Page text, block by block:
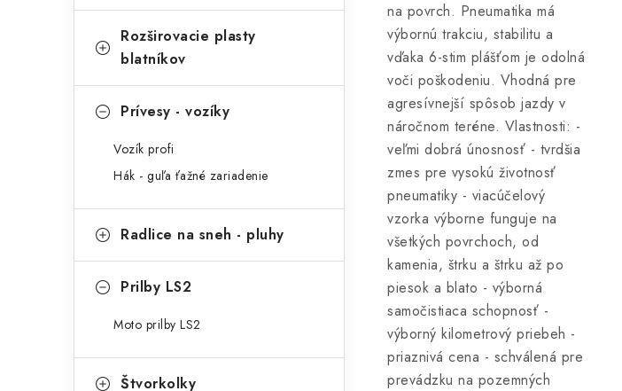
Rozširovacie plasty
blatníkov
Prívesy - vozíky
Vozík profi
Hák - guľa ťažné zariadenie
Radlice na sneh - pluhy
Prilby LS2
Moto prilby LS2
Štvorkolky
na povrch. Pneumatika má
výbornú trakciu, stabilitu a
vďaka 6-stim plášťom je odolná
voči poškodeniu. Vhodná pre
agresívnejší spôsob jazdy v
náročnom teréne. Vlastnosti: -
veľmi dobrá únosnosť - tvrdšia
zmes pre vysokú životnosť
pneumatiky - viacúčelový
vzorka výborne funguje na
všetkých povrchoch, od
kamenia, štrku a štrku až po
piesok a blato - výborná
samočistiaca schopnosť -
výborný kilometrový priebeh -
priaznivá cena - schválená pre
prevádzku na pozemných